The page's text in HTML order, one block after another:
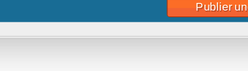
Publier